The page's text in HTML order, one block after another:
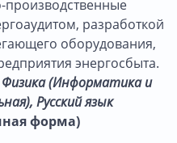
производственные
разработкой
оборудования,
энергосбыта.
(Информатика и
Русский язык
форма)